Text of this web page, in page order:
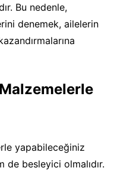
Bu nedenle,
denemek, ailelerin
yapabileceğiniz
de besleyici olmalıdır.